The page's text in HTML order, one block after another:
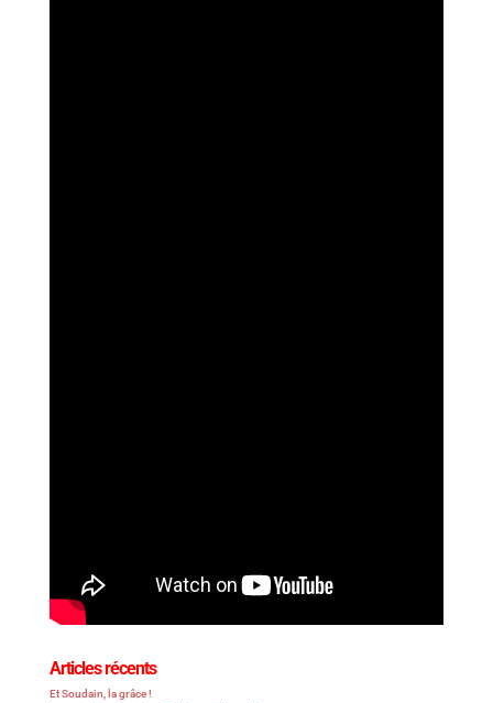
Articles récents
Et Soudain, la grâce !